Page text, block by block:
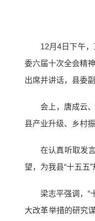
12月4日下午
委六届十次全会精
出席并讲话，县委
会上，唐成云
县产业升级、乡村
在认真听取发
望，为我县“十五五
梁志平强调，“
大改革举措的研究